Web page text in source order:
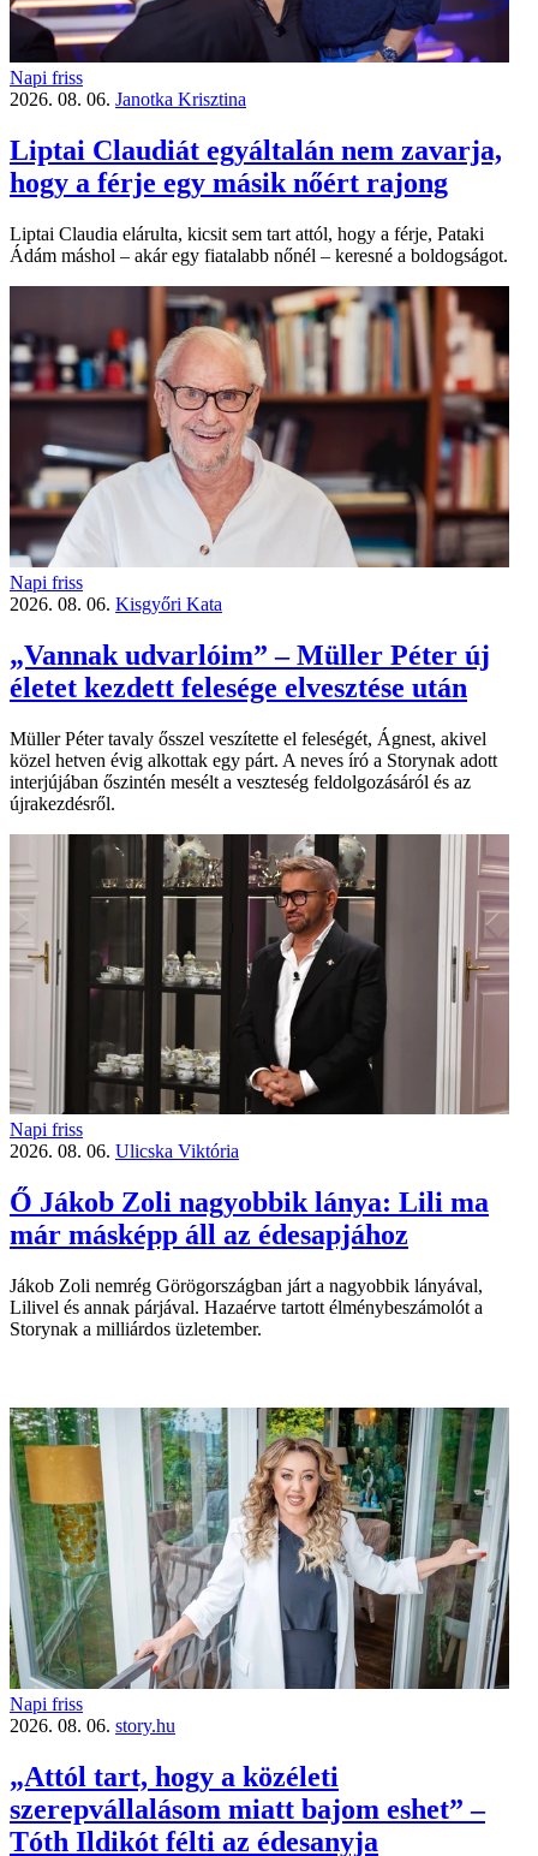
Napi friss
2026. 08. 06. Janotka Krisztina
Liptai Claudiát egyáltalán nem zavarja,
hogy a férje egy másik nőért rajong
Liptai Claudia elárulta, kicsit sem tart attól, hogy a férje, Pataki
Ádám máshol – akár egy fiatalabb nőnél – keresné a boldogságot.
Napi friss
2026. 08. 06. Kisgyőri Kata
„Vannak udvarlóim” – Müller Péter új
életet kezdett felesége elvesztése után
Müller Péter tavaly ősszel veszítette el feleségét, Ágnest, akivel
közel hetven évig alkottak egy párt. A neves író a Storynak adott
interjújában őszintén mesélt a veszteség feldolgozásáról és az
újrakezdésről.
Napi friss
2026. 08. 06. Ulicska Viktória
Ő Jákob Zoli nagyobbik lánya: Lili ma
már másképp áll az édesapjához
Jákob Zoli nemrég Görögországban járt a nagyobbik lányával,
Lilivel és annak párjával. Hazaérve tartott élménybeszámolót a
Storynak a milliárdos üzletember.
Napi friss
2026. 08. 06. story.hu
„Attól tart, hogy a közéleti
szerepvállalásom miatt bajom eshet” –
Tóth Ildikót félti az édesanyja